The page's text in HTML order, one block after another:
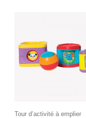
Tour d’activité à emplier